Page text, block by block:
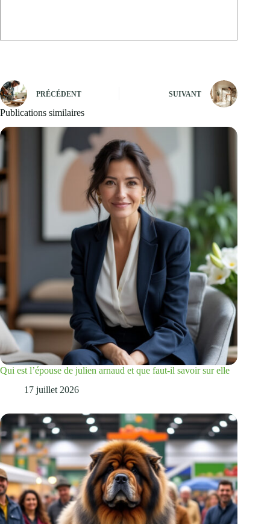
PRÉCÉDENT SUIVANT
Publications similaires
Qui est l’épouse de julien arnaud et que faut-il savoir sur elle
17 juillet 2026